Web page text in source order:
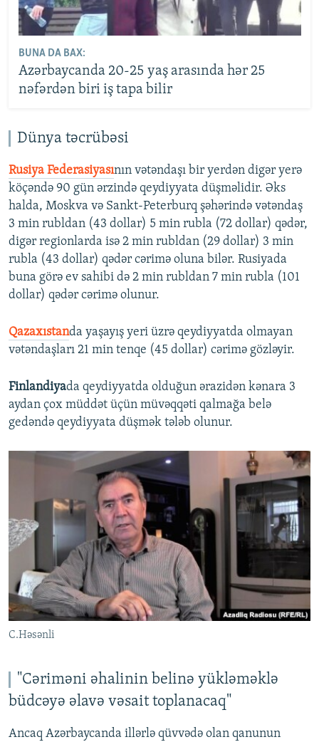
BUNA DA BAX:
Azərbaycanda 20-25 yaş arasında hər 25
nəfərdən biri iş tapa bilir
Dünya təcrübəsi
Rusiya Federasiyasının vətəndaşı bir yerdən digər yerə
köçəndə 90 gün ərzində qeydiyyata düşməlidir. Əks
halda, Moskva və Sankt-Peterburq şəhərində vətəndaş
3 min rubldan (43 dollar) 5 min rubla (72 dollar) qədər,
digər regionlarda isə 2 min rubldan (29 dollar) 3 min
rubla (43 dollar) qədər cərimə oluna bilər. Rusiyada
buna görə ev sahibi də 2 min rubldan 7 min rubla (101
dollar) qədər cərimə olunur.
Qazaxıstanda yaşayış yeri üzrə qeydiyyatda olmayan
vətəndaşları 21 min tenqe (45 dollar) cərimə gözləyir.
Finlandiyada qeydiyyatda olduğun ərazidən kənara 3
aydan çox müddət üçün müvəqqəti qalmağa belə
gedəndə qeydiyyata düşmək tələb olunur.
C.Həsənli
"Cəriməni əhalinin belinə yükləməklə
büdcəyə əlavə vəsait toplanacaq"
Ancaq Azərbaycanda illərlə qüvvədə olan qanunun